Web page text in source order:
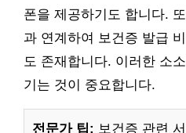
폰을 제공하기도 합니다.
과 연계하여 보건증 발급
도 존재합니다. 이러한 소
기는 것이 중요합니다.
전문가 팁: 보건증 관련